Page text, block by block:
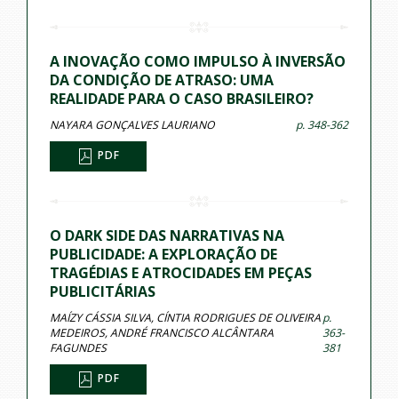
A INOVAÇÃO COMO IMPULSO À INVERSÃO
DA CONDIÇÃO DE ATRASO: UMA
REALIDADE PARA O CASO BRASILEIRO?
NAYARA GONÇALVES LAURIANO p. 348-362
PDF
O DARK SIDE DAS NARRATIVAS NA
PUBLICIDADE: A EXPLORAÇÃO DE
TRAGÉDIAS E ATROCIDADES EM PEÇAS
PUBLICITÁRIAS
MAÍZY CÁSSIA SILVA, CÍNTIA RODRIGUES DE OLIVEIRA
MEDEIROS, ANDRÉ FRANCISCO ALCÂNTARA
FAGUNDES
p.
363-
381
PDF